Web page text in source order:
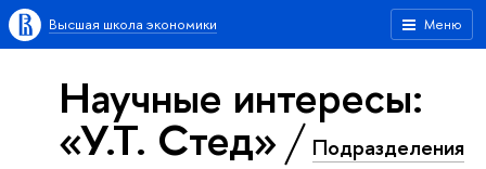
Меню
Высшая школа экономики
Научные интересы:
«У.Т. Стед» Подразделения